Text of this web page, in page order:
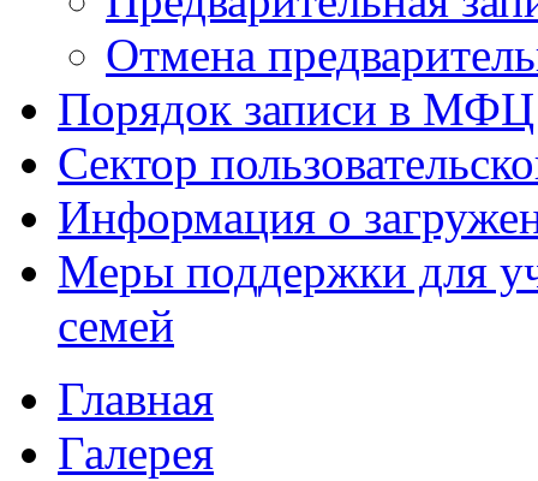
Отмена
Порядок записи в МФЦ
Сектор
Информация о
Меры поддержки для
семей
Главная
Галерея